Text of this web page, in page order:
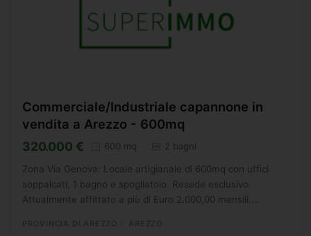
Commerciale/Industriale capannone in
vendita a Arezzo - 600mq
320.000 € 600 mq 2 bagni
Zona Via Genova: Locale artigianale di 600mq con uffici
soppalcati, 1 bagno e spogliatoio. Resede esclusivo.
Attualmente affittato a più di Euro 2.000,00 mensili.